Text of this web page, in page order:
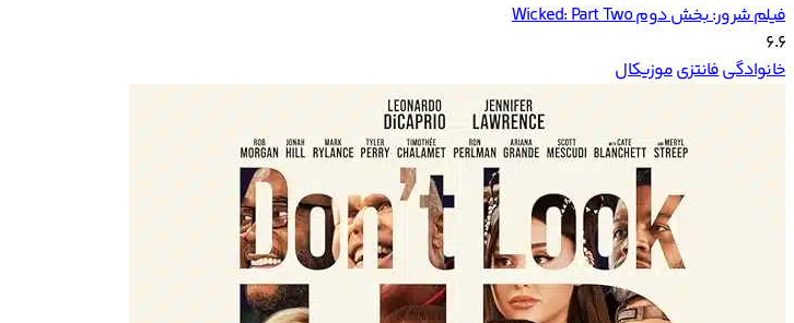
فیلم شرور: بخش دوم Wicked: Part Two
6.6
خانوادگیفانتزیموزیکال